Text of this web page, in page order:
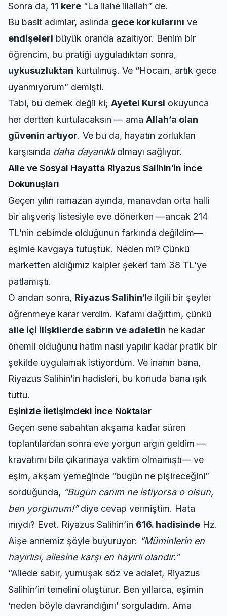
Sonra da, 11 kere “La ilahe illallah” de.
Bu basit adımlar, aslında gece korkularını ve
endişeleri büyük oranda azaltıyor. Benim bir
öğrencim, bu pratiği uyguladıktan sonra,
uykusuzluktan kurtulmuş. Ve “Hocam, artık gece
uyanmıyorum” demişti.
Tabi, bu demek değil ki; Ayetel Kursi okuyunca
her dertten kurtulacaksın — ama Allah’a olan
güvenin artıyor. Ve bu da, hayatın zorlukları
karşısında daha dayanıklıolmayı sağlıyor.
Aile ve Sosyal Hayatta Riyazus Salihin’in İnce
Dokunuşları
Geçen yılın ramazan ayında, manavdan orta halli
bir alışveriş listesiyle eve dönerken —ancak 214
TL’nin cebimde olduğunun farkında değildim—
eşimle kavgaya tutuştuk. Neden mi? Çünkü
marketten aldığımız kalpler şekeri tam 38 TL’ye
patlamıştı.
O andan sonra, Riyazus Salihin’le ilgili bir şeyler
öğrenmeye karar verdim. Kafamı dağıttım, çünkü
aile içi ilişkilerde sabrın ve adaletin ne kadar
önemli olduğunu hatim nasıl yapılır kadar pratik bir
şekilde uygulamak istiyordum. Ve inanın bana,
Riyazus Salihin’in hadisleri, bu konuda bana ışık
tuttu.
Eşinizle İletişimdeki İnce Noktalar
Geçen sene sabahtan akşama kadar süren
toplantılardan sonra eve yorgun argın geldim —
kravatımı bile çıkarmaya vaktim olmamıştı— ve
eşim, akşam yemeğinde “bugün ne pişireceğini”
sorduğunda, “Bugün canım ne istiyorsa o olsun,
ben yorgunum!”diye cevap vermiştim. Hata
mıydı? Evet. Riyazus Salihin’in 616. hadisinde Hz.
Aişe annemiz şöyle buyuruyor: “Müminlerin en
hayırlısı, ailesine karşı en hayırlı olandır.”
“Ailede sabır, yumuşak söz ve adalet, Riyazus
Salihin’in temelini oluşturur. Ben yıllarca, eşimin
‘neden böyle davrandığını’ sorguladım. Ama